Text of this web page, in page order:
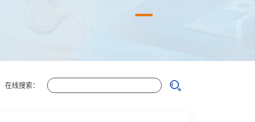
在线搜索：